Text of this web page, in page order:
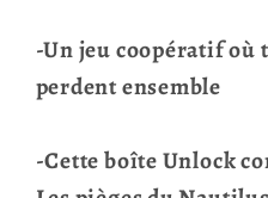
-Un jeu coopératif où
perdent ensemble
-Cette boîte Unlock